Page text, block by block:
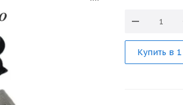
Купить в